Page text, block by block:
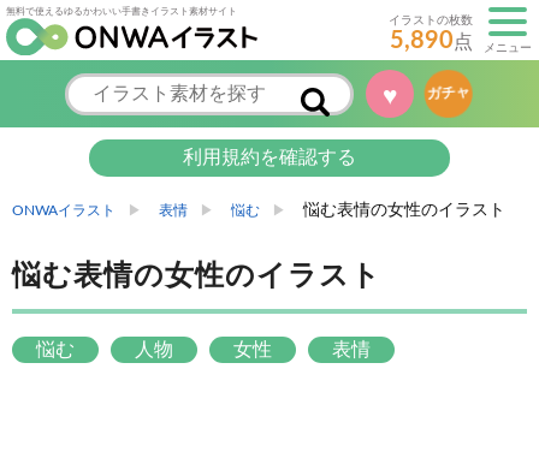
無料で使えるゆるかわいい手書きイラスト素材サイト
イラストの枚数
5,890点 メニュー
♥ ガチャ
利用規約を確認する
ONWAイラスト 表情 悩む 悩む表情の女性のイラスト
悩む表情の女性のイラスト
悩む 人物 女性 表情